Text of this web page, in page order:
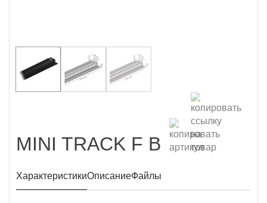
MINI TRACK F B
ХарактеристикиОписаниеФайлы